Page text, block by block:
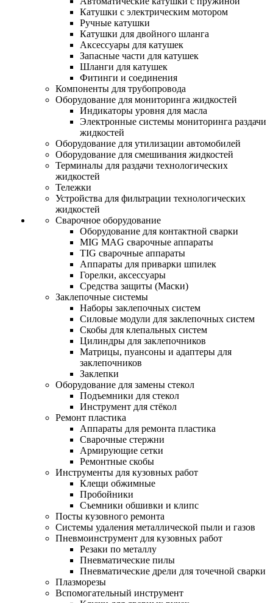
Катушки с электрическим мотором
Ручные катушки
Катушки для двойного шланга
Аксессуары для катушек
Запасные части для катушек
Шланги для катушек
Фитинги и соединения
Компоненты для трубопровода
Оборудование для мониторинга жидкостей
Индикаторы уровня для масла
Электронные системы мониторинга раздачи
жидкостей
Оборудование для утилизации автомобилей
Оборудование для смешивания жидкостей
Терминалы для раздачи технологических
жидкостей
Тележки
Устройства для фильтрации технологических
жидкостей
Сварочное оборудование
Оборудование для контактной сварки
MIG MAG сварочные аппараты
TIG сварочные аппараты
Аппараты для приварки шпилек
Горелки, аксессуары
Средства защиты (Маски)
Заклепочные системы
Наборы заклепочных систем
Силовые модули для заклепочных систем
Скобы для клепальных систем
Цилиндры для заклепочников
Матрицы, пуансоны и адаптеры для
заклепочников
Заклепки
Оборудование для замены стекол
Подъемники для стекол
Инструмент для стёкол
Ремонт пластика
Аппараты для ремонта пластика
Сварочные стержни
Армирующие сетки
Ремонтные скобы
Инструменты для кузовных работ
Клещи обжимные
Пробойники
Съемники обшивки и клипс
Посты кузовного ремонта
Системы удаления металлической пыли и газов
Пневмоинструмент для кузовных работ
Резаки по металлу
Пневматические пилы
Пневматические дрели для точечной сварки
Плазморезы
Вспомогательный инструмент